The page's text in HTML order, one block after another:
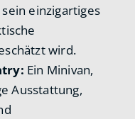
einzigartiges
wird.
Ein Minivan,
Ausstattung,